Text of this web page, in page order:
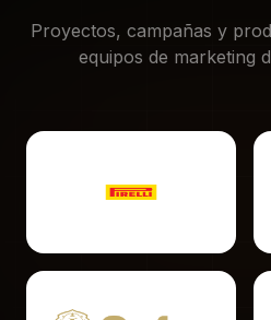
Proyectos, campañas y
equipos de marketing